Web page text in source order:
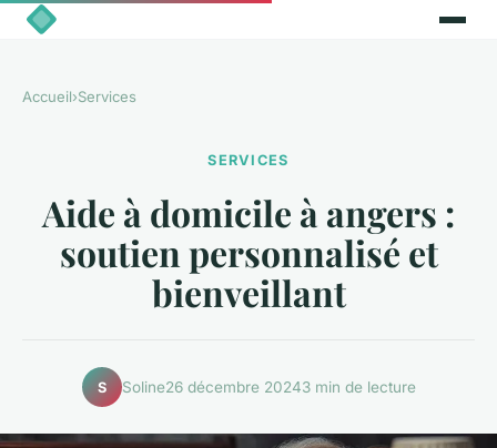
Accueil›Services
SERVICES
Aide à domicile à angers :
soutien personnalisé et
bienveillant
S Soline26 décembre 20243 min de lecture